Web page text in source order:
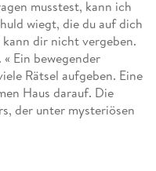
musstest, kann ich
wiegt, die du auf dich
dir nicht vergeben.
Ein bewegender
Rätsel aufgeben. Eine
Haus darauf. Die
der unter mysteriösen
kommen dem